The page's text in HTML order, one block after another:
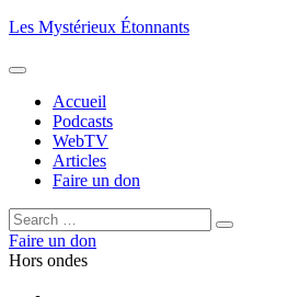
Aller
contenu
Les Mystérieux Étonnants
Accueil
Podcasts
WebTV
Articles
Faire un don
Rechercher :
Rechercher
Faire un don
Hors ondes